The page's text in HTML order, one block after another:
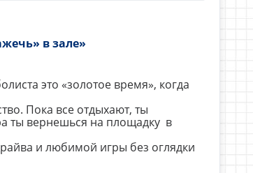
в зале»
это «золотое время», когда
Пока все отдыхают, ты
ты вернешься на площадку в
и любимой игры без оглядки